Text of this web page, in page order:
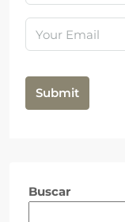
Submit
Buscar